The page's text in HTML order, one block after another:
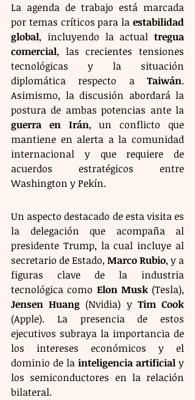
La agenda de trabajo está marcada
por temas críticos para la estabilidad
global, incluyendo la actual tregua
comercial, las crecientes tensiones
tecnológicas y la situación
diplomática respecto a Taiwán.
Asimismo, la discusión abordará la
guerra en Irán, un conflicto que
mantiene en alerta a la comunidad
internacional y que requiere de
acuerdos estratégicos entre
Washington y Pekín.
Un aspecto destacado de esta visita es
la delegación que acompaña al
presidente Trump, la cual incluye al
secretario de Estado, Marco Rubio, y a
figuras clave de la industria
tecnológica como Elon Musk
Jensen Huang (Nvidia) y Tim Cook
(Apple). La presencia de estos
ejecutivos subraya la importancia de
los intereses económicos y el
dominio de la inteligencia artificial y
los semiconductores en la relación
bilateral.